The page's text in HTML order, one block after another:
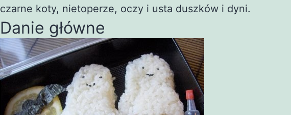
czarne koty, nietoperze, oczy i usta duszków i dyni.
Danie główne